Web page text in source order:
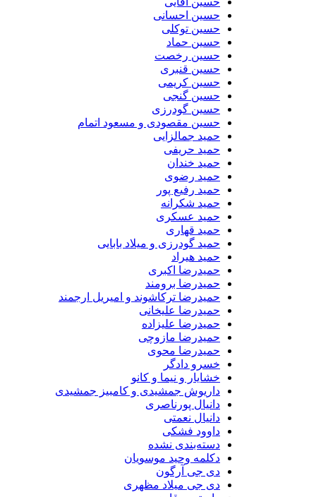
حسین احسانی
حسین توکلی
حسین حماد
حسین رخصت
حسین قنبری
حسین کریمی
حسین گنجی
حسین گودرزی
حسین مقصودی و مسعود اتمام
حمید جمالزایی
حمید حریفی
حمید خندان
حمید رضوی
حمید رفیع پور
حمید شکرانه
حمید عسکری
حمید قهاری
حمید گودرزی و میلاد بابایی
حمید هیراد
حمیدرضا اکبری
حمیدرضا برومند
حمیدرضا ترکاشوند و امیریل ارجمند
حمیدرضا علیخانی
حمیدرضا علیزاده
حمیدرضا مازوچی
حمیدرضا محوی
خسرو دادگر
خشایار و نیما و کانو
داریوش جمشیدی و کامبیز جمشیدی
دانیال پورناصری
دانیال نعمتی
داوود فشکی
دسته‌بندی نشده
دکلمه وحید موسویان
دی جی آرگون
دی جی میلاد مظهری